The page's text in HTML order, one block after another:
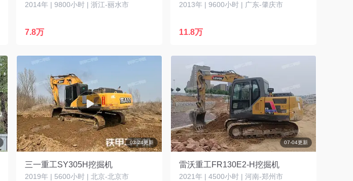
2014年 | 9800小时 | 浙江-丽水市
7.8万
2013年 | 9600小时 | 广东-肇庆市
11.8万
03-24更新
三一重工SY305H挖掘机
2019年 | 5600小时 | 北京-北京市
07-04更新
雷沃重工FR130E2-H挖掘机
2021年 | 4500小时 | 河南-郑州市